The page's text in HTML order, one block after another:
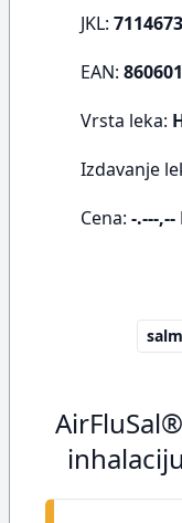
JKL: 7114673
EAN:
Vrsta leka:
Izdavanje
Cena: -.---,--